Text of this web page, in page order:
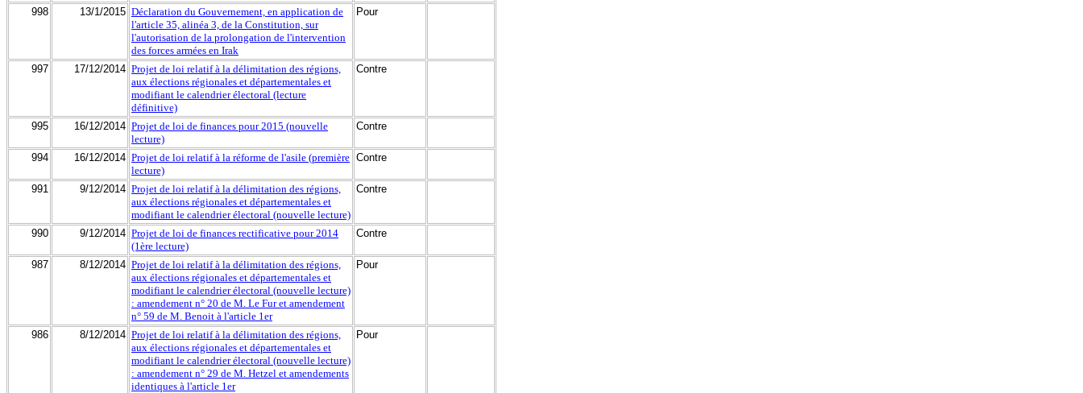
998 13/1/2015 Déclaration du Gouvernement, en application de
l'article 35, alinéa 3, de la Constitution, sur
l'autorisation de la prolongation de l'intervention
des forces armées en Irak
Pour
997 17/12/2014 Projet de loi relatif à la délimitation des régions,
aux élections régionales et départementales et
modifiant le calendrier électoral (lecture
définitive)
Contre
995 16/12/2014 Projet de loi de finances pour 2015 (nouvelle
lecture)
Contre
994 16/12/2014 Projet de loi relatif à la réforme de l'asile (première
lecture)
Contre
991 9/12/2014 Projet de loi relatif à la délimitation des régions,
aux élections régionales et départementales et
modifiant le calendrier électoral (nouvelle lecture)
Contre
990 9/12/2014 Projet de loi de finances rectificative pour 2014
(1ère lecture)
Contre
987 8/12/2014 Projet de loi relatif à la délimitation des régions,
aux élections régionales et départementales et
modifiant le calendrier électoral (nouvelle lecture)
: amendement n° 20 de M. Le Fur et amendement
n° 59 de M. Benoit à l'article 1er
Pour
986 8/12/2014 Projet de loi relatif à la délimitation des régions,
aux élections régionales et départementales et
modifiant le calendrier électoral (nouvelle lecture)
: amendement n° 29 de M. Hetzel et amendements
identiques à l'article 1er
Pour